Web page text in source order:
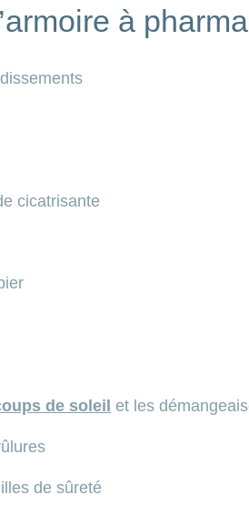
à
cicatrisante
de soleil et les
de sûreté